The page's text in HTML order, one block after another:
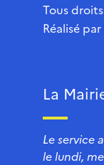
Tous
Réalisé par
La
Le service
le lundi,